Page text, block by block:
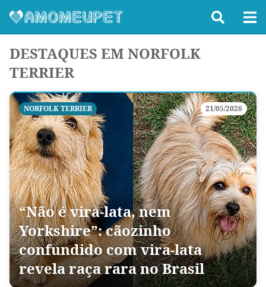
DESTAQUES EM NORFOLK
TERRIER
NORFOLK TERRIER 21/05/2026
“Não é vira-lata, nem
Yorkshire”: cãozinho
confundido com vira-lata
revela raça rara no Brasil